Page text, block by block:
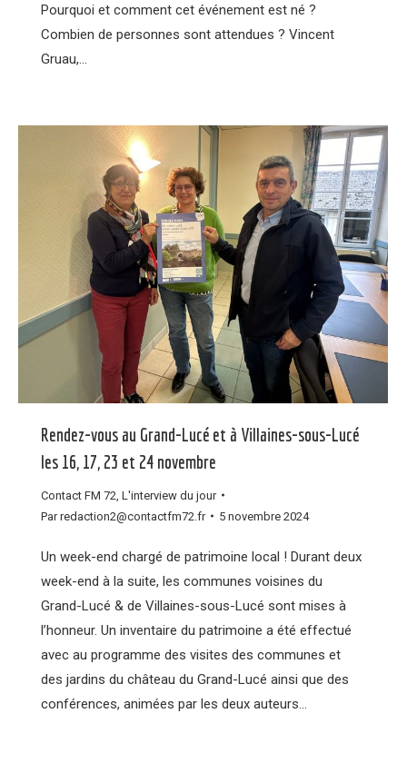
Pourquoi et comment cet événement est né ?
Combien de personnes sont attendues ? Vincent
Gruau,…
Rendez-vous au Grand-Lucé et à Villaines-sous-Lucé
les 16, 17, 23 et 24 novembre
Contact FM 72 L'interview du jour
Parredaction2@contactfm72.fr 5 novembre 2024
Un week-end chargé de patrimoine local ! Durant deux
week-end à la suite, les communes voisines du
Grand-Lucé & de Villaines-sous-Lucé sont mises à
l’honneur. Un inventaire du patrimoine a été effectué
avec au programme des visites des communes et
des jardins du château du Grand-Lucé ainsi que des
conférences, animées par les deux auteurs…